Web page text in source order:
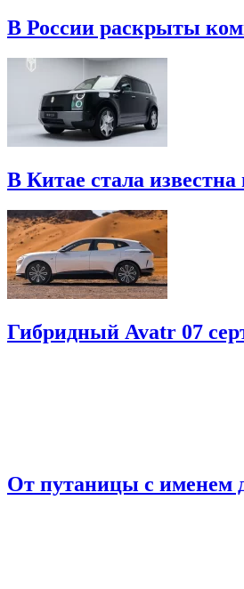
В России раскрыты
В Китае стала
Гибридный Avatr 07
От путаницы с именем